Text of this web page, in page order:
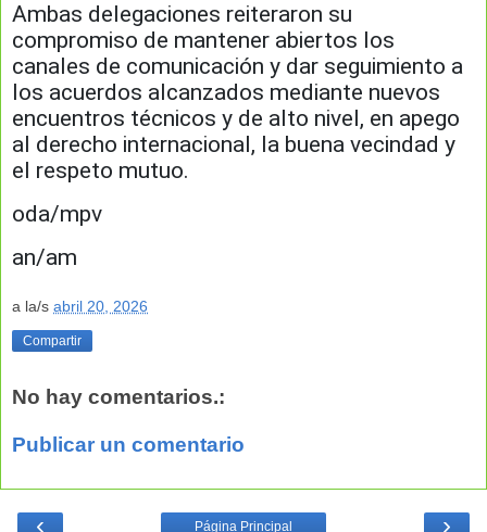
Ambas delegaciones reiteraron su
compromiso de mantener abiertos los
canales de comunicación y dar seguimiento a
los acuerdos alcanzados mediante nuevos
encuentros técnicos y de alto nivel, en apego
al derecho internacional, la buena vecindad y
el respeto mutuo.
oda/mpv
an/am
a la/s abril 20, 2026
Compartir
No hay comentarios.:
Publicar un comentario
‹ ›
Página Principal